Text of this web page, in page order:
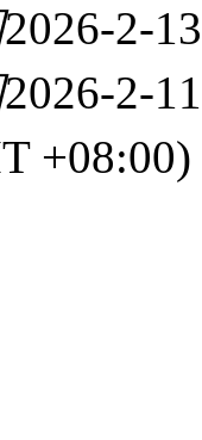
2026-2-
2026-2-